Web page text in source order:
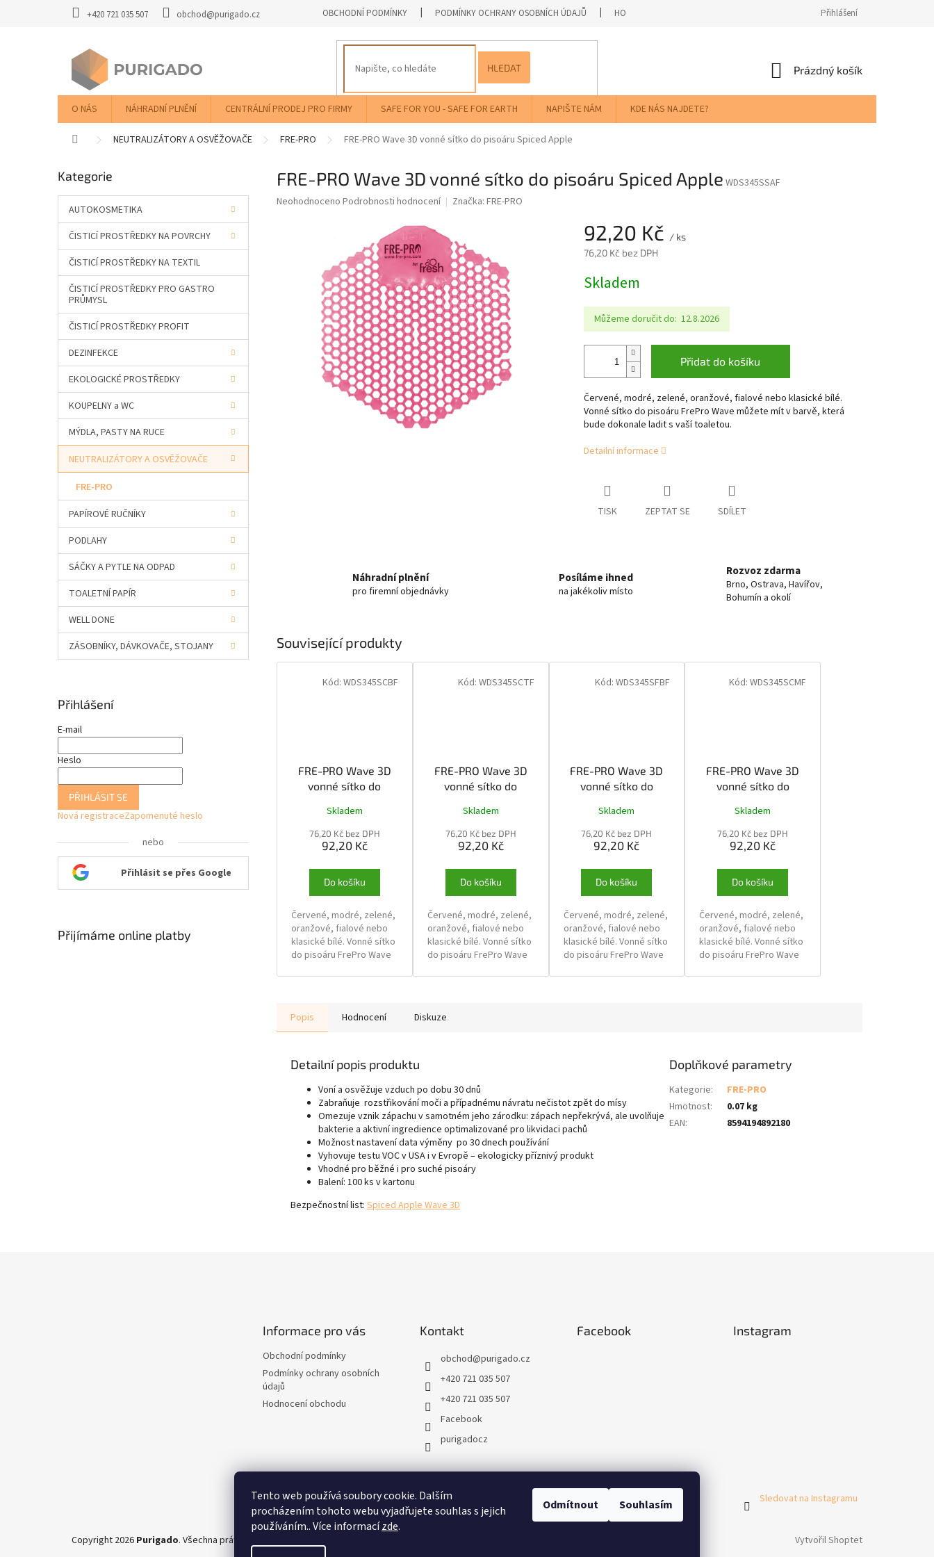
Tento web používá soubory cookie. Dalším
procházením tohoto webu vyjadřujete souhlas s jejich
používáním.. Více informacízde.
Odmítnout Souhlasím
+420 721 035 507 obchod@purigado.cz OBCHODNÍ PODMÍNKY PODMÍNKY OCHRANY OSOBNÍCH ÚDAJŮ HODNOCENÍ OBCHODU Přihlášení
HLEDAT
NÁKUPNÍ
Prázdný košík
O NÁS NÁHRADNÍ PLNĚNÍ CENTRÁLNÍ PRODEJ PRO FIRMY SAFE FOR YOU - SAFE FOR EARTH NAPIŠTE NÁM KDE NÁS NAJDETE?
Domů NEUTRALIZÁTORY A OSVĚŽOVAČE FRE-PRO FRE-PRO Wave 3D vonné sítko do pisoáru Spiced Apple
o
s
r
n
a
l
Přeskočit
Kategorie
AUTOKOSMETIKA
ČISTICÍ PROSTŘEDKY NA POVRCHY
ČISTICÍ PROSTŘEDKY NA TEXTIL
ČISTICÍ PROSTŘEDKY PRO GASTRO
PRŮMYSL
ČISTICÍ PROSTŘEDKY PROFIT
DEZINFEKCE
EKOLOGICKÉ PROSTŘEDKY
KOUPELNY a WC
MÝDLA, PASTY NA RUCE
NEUTRALIZÁTORY A OSVĚŽOVAČE
FRE-PRO
PAPÍROVÉ RUČNÍKY
PODLAHY
SÁČKY A PYTLE NA ODPAD
TOALETNÍ PAPÍR
WELL DONE
ZÁSOBNÍKY, DÁVKOVAČE, STOJANY
Přihlášení
E-mail
Heslo
PŘIHLÁSIT SE
Nová registraceZapomenuté heslo
nebo
Přihlásit se přes Google
Přijímáme online platby
FRE-PRO Wave 3D vonné sítko do pisoáru Spiced Apple WDS345SSAF
Průměrné
Neohodnoceno Podrobnosti hodnocení Značka: FRE-PRO
92,20 Kč / ks
76,20 Kč bez DPH
cena:
Skladem
Můžeme doručit do: 12.8.2026
Přidat do košíku
Červené, modré, zelené, oranžové, fialové nebo klasické bílé.
Vonné sítko do pisoáru FrePro Wave můžete mít v barvě, která
bude dokonale ladit s vaší toaletou.
Detailní informace
TISK ZEPTAT SE SDÍLET
Náhradní plnění
pro firemní objednávky
Posíláme ihned
na jakékoliv místo
Rozvoz zdarma
Brno, Ostrava, Havířov,
Bohumín a okolí
Související produkty
FRE-PRO Wave 3D
vonné sítko do
Blossom
Skladem
76,20 Kč bez DPH
92,20 Kč
Do košíku
Červené, modré, zelené,
oranžové, fialové nebo
klasické bílé. Vonné sítko
do pisoáru FrePro Wave
Kód: WDS345SCBF
FRE-PRO Wave 3D
vonné sítko do
Skladem
76,20 Kč bez DPH
92,20 Kč
Do košíku
Červené, modré, zelené,
oranžové, fialové nebo
klasické bílé. Vonné sítko
do pisoáru FrePro Wave
Kód: WDS345SCTF
FRE-PRO Wave 3D
vonné sítko do
Skladem
76,20 Kč bez DPH
92,20 Kč
Do košíku
Červené, modré, zelené,
oranžové, fialové nebo
klasické bílé. Vonné sítko
do pisoáru FrePro Wave
Kód:WDS345SFBF
FRE-PRO Wave 3D
vonné sítko do
Melon
Skladem
76,20 Kč bez DPH
92,20 Kč
Do košíku
Červené, modré, zelené,
oranžové, fialové nebo
klasické bílé. Vonné sítko
do pisoáru FrePro Wave
Kód: WDS345SCMF
Popis Hodnocení Diskuze
Detailní popis produktu
Voní a osvěžuje vzduch po dobu 30 dnů
Zabraňuje rozstřikování moči a případnému návratu nečistot zpět do mísy
Omezuje vznik zápachu v samotném jeho zárodku: zápach nepřekrývá, ale uvolňuje
bakterie a aktivní ingredience optimalizované pro likvidaci pachů
Možnost nastavení data výměny po 30 dnech používání
Vyhovuje testu VOC v USA i v Evropě – ekologicky příznivý produkt
Vhodné pro běžné i pro suché pisoáry
Balení: 100 ks v kartonu
Bezpečnostní list: Spiced Apple Wave 3D
Doplňkové parametry
Kategorie:
FRE-PRO
Hmotnost:
0.07 kg
EAN: 8594194892180
Informace pro vás
Obchodní podmínky
Podmínky ochrany osobních
údajů
Hodnocení obchodu
Kontakt
obchod@purigado.cz
+420 721 035 507
+420 721 035 507
Facebook
purigadocz
Facebook Instagram
Sledovat na Instagramu
Vytvořil Shoptet
Copyright 2026 Purigado. Všechna práva vyhrazena.